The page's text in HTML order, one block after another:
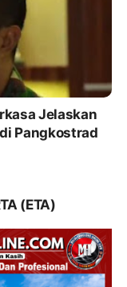
Jelaskan
Pangkostrad
(ETA)